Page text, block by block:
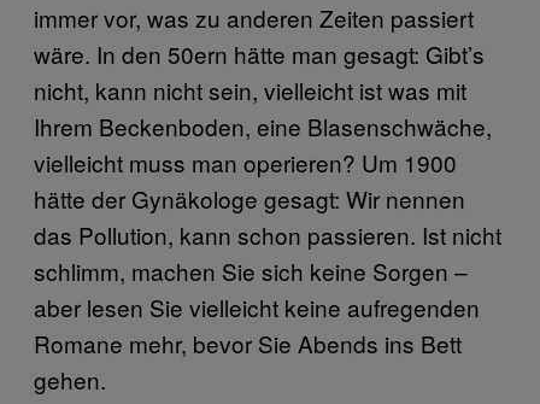
immer vor, was zu anderen Zeiten passiert
wäre. In den 50ern hätte man gesagt: Gibt’s
nicht, kann nicht sein, vielleicht ist was mit
Ihrem Beckenboden, eine Blasenschwäche,
vielleicht muss man operieren? Um 1900
hätte der Gynäkologe gesagt: Wir nennen
das Pollution, kann schon passieren. Ist nicht
schlimm, machen Sie sich keine Sorgen –
aber lesen Sie vielleicht keine aufregenden
Romane mehr, bevor Sie Abends ins Bett
gehen.